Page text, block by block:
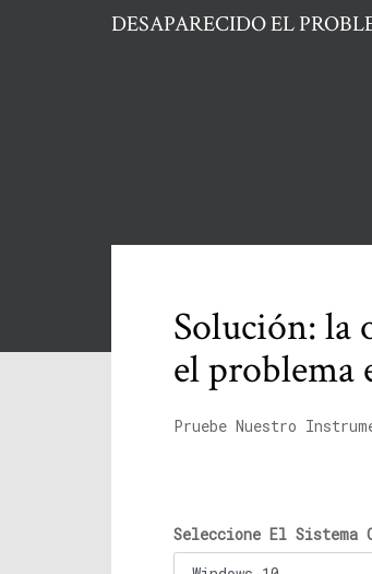
DESAPARECIDO EL
Solución: la
el problema
Pruebe Nuestro
Seleccione El Sistema